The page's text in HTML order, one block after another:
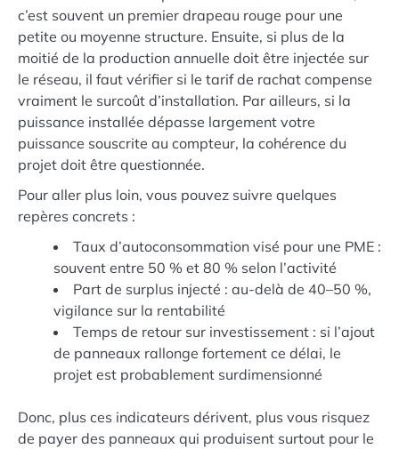
c’est souvent un premier drapeau rouge pour une
petite ou moyenne structure. Ensuite, si plus de la
moitié de la production annuelle doit être injectée sur
le réseau, il faut vérifier si le tarif de rachat compense
vraiment le surcoût d’installation. Par ailleurs, si la
puissance installée dépasse largement votre
puissance souscrite au compteur, la cohérence du
projet doit être questionnée.
Pour aller plus loin, vous pouvez suivre quelques
repères concrets :
Taux d’autoconsommation visé pour une PME :
souvent entre 50 % et 80 % selon l’activité
Part de surplus injecté : au-delà de 40–50 %,
vigilance sur la rentabilité
Temps de retour sur investissement : si l’ajout
de panneaux rallonge fortement ce délai, le
projet est probablement surdimensionné
Donc, plus ces indicateurs dérivent, plus vous risquez
de payer des panneaux qui produisent surtout pour le